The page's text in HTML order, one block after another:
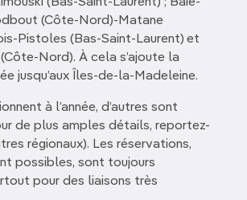
(Côte-Nord)-Matane
Pistoles (Bas-Saint-Laurent) et
Nord). À cela s’ajoute la
jusqu’aux Îles-de-la-Madeleine.
à l’année, d’autres sont
de plus amples détails, reportez-
régionaux). Les réservations,
possibles, sont toujours
pour des liaisons très